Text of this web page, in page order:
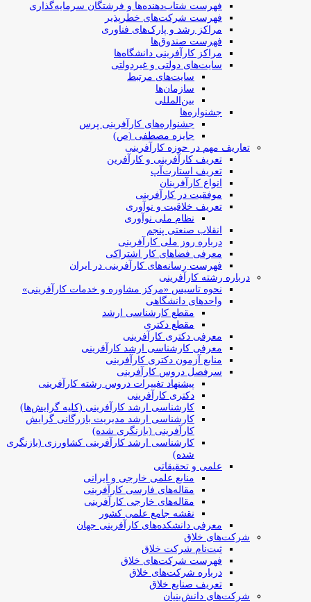
فهرست شتاب‌دهنده‌ها‌ و فرشتگان‌ سرمایه‌گذاری
فهرست شرکت‌های خطرپذیر
مراکز رشد و پارک‌های فناوری
فهرست صندوق‌ها
مراکز کارآفرینی دانشگاه‌ها
سایت‌های دولتی و غیردولتی
سایت‌های مرتبط
سازمان‌ها
بین‌المللی
جشنواره‌ها
جشنواره‌های کارآفرینی‌ پرس
جایزه مصطفی (ص)
تعاریف مهم در حوزه کارآفرینی
تعریف کارآفرینی و کارآفرین
تعریف استارت‌آپ
انواع کارآفرینان
موفقیت در کارآفرینی
تعریف خلاقیت و نوآوری
نظام ملی نوآوری
انقلاب صنعتی پنجم
درباره روز ملی کارآفرینی
معرفی فضاهای کار اشتراکی
فهرست رسانه‌های کارآفرینی در ایران
درباره رشته کارآفرینی
نحوه تاسیس «مرکز مشاوره و خدمات کارآفرینی»
واحدهای دانشگاهی
مقطع کارشناسی ارشد
مقطع دکتری
معرفی دکتری کارآفرینی
معرفی کارشناسی ارشد کارآفرینی
منابع آزمون دکتری کارآفرینی
سرفصل دروس کارآفرینی
پیشنهاد تغییرات دروس رشته کارآفرینی
دکتری کارآفرینی
کارشناسی ارشد کارآفرینی (کلیه گرایش‌ها)
کارشناسی ارشد مدیریت بازرگانی گرایش
کارآفرینی (بازنگری شده)
کارشناسی ارشد کارآفرینی کشاورزی (بازنگری
شده)
علمی و تحقیقاتی
منابع علمی خارجی و ایرانی
مقاله‌های فارسی کارآفرینی
مقاله‌های خارجی کارآفرینی
نقشه جامع علمی کشور
معرفی دانشکده‌های کارآفرینی جهان
شرکت‌های خلاق
ثبت‌نام شرکت خلاق
فهرست شرکت‌های خلاق
درباره شرکت‌های خلاق
تعریف صنایع خلاق
شرکت‌های دانش‌بنیان